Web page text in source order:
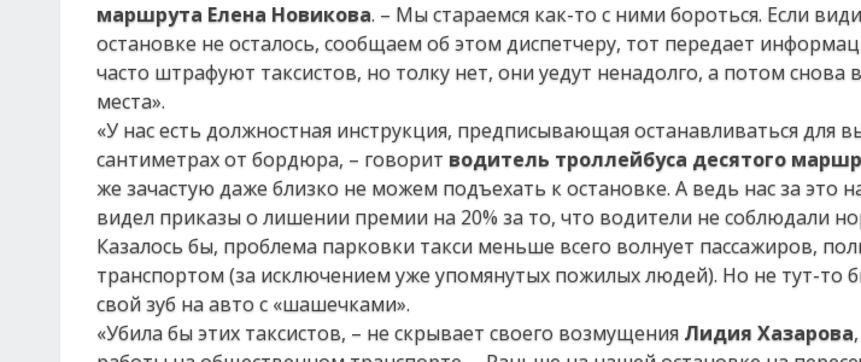
маршрута Елена Новикова. – Мы стараемся как-то с ними бороться. Если
остановке не осталось, сообщаем об этом диспетчеру, тот передает
часто штрафуют таксистов, но толку нет, они уедут ненадолго, а потом
места».
«У нас есть должностная инструкция, предписывающая останавливаться для
сантиметрах от бордюра, – говорит водитель троллейбуса десятого
же зачастую даже близко не можем подъехать к остановке. А ведь нас за это
видел приказы о лишении премии на 20% за то, что водители не соблюдали
Казалось бы, проблема парковки такси меньше всего волнует пассажиров,
транспортом (за исключением уже упомянутых пожилых людей). Но не тут-то
свой зуб на авто с «шашечками».
«Убила бы этих таксистов, – не скрывает своего возмущения Лидия Хазарова